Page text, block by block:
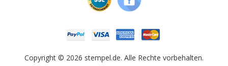
Copyright © 2026 stempel.de. Alle Rechte vorbehalten.